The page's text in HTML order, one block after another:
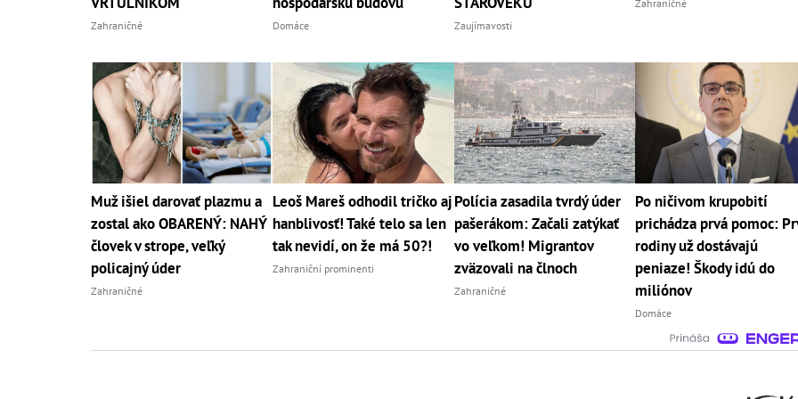
Zahraničné Domáce Zaujímavosti
Zahraničné
Muž išiel darovať plazmu a
zostal ako OBARENÝ: NAHÝ
človek v strope, veľký
policajný úder
Zahraničné
Leoš Mareš odhodil tričko aj
hanblivosť! Také telo sa len
tak nevidí, on že má 50?!
Zahraniční prominenti
Polícia zasadila tvrdý úder
pašerákom: Začali zatýkať
vo veľkom! Migrantov
zväzovali na člnoch
Zahraničné
Po ničivom krupobití
prichádza prvá pomoc:
rodiny už dostávajú
peniaze! Škody idú do
miliónov
Domáce